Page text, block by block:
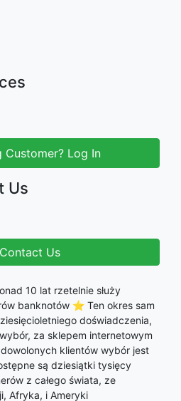
Log In
Us
Contact Us
10 lat rzetelnie służy
banknotów ⭐ Ten okres sam
doświadczenia,
za sklepem internetowym
klientów wybór jest
są dziesiątki tysięcy
z całego świata, ze
Afryka, i Ameryki